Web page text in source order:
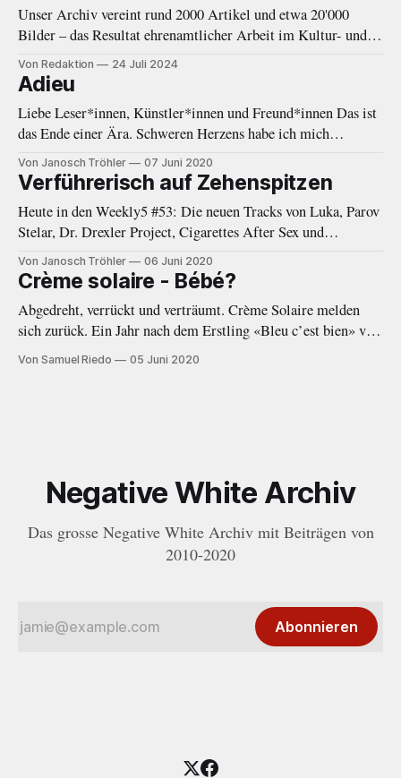
Unser Archiv vereint rund 2000 Artikel und etwa 20'000
Bilder – das Resultat ehrenamtlicher Arbeit im Kultur- und
Musikjournalismus von 2010 bis 2020. Eine Einleitung.
Von Redaktion 24 Juli 2024
Adieu
Liebe Leser*innen, Künstler*innen und Freund*innen Das ist
das Ende einer Ära. Schweren Herzens habe ich mich
entschieden, eine Auszeit von Negative White zu nehmen. In
den letzten Monaten fehlte mir immer öfter die Zeit und
Energie, welche diese Plattform gebraucht und verdient hätte.
Als das Online-Magazin
Von Janosch Tröhler 07 Juni 2020
Verführerisch auf Zehenspitzen
Heute in den Weekly5 #53: Die neuen Tracks von Luka, Parov
Stelar, Dr. Drexler Project, Cigarettes After Sex und
Woodkid.
Von Janosch Tröhler 06 Juni 2020
Crème solaire - Bébé?
Abgedreht, verrückt und verträumt. Crème Solaire melden
sich zurück. Ein Jahr nach dem Erstling «Bleu c’est bien» von
2019 folgt nun mit der EP «Bébé?» ein wort- und
Von Samuel Riedo 05 Juni 2020
Negative White Archiv
Das grosse Negative White Archiv mit Beiträgen von
2010-2020
Abonnieren